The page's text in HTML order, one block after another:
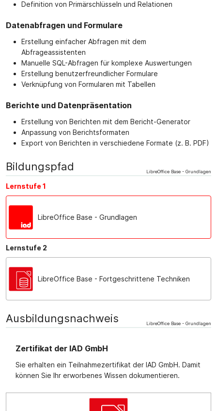
Definition von Primärschlüsseln und Relationen
Datenabfragen und Formulare
Erstellung einfacher Abfragen mit dem
Abfrageassistenten
Manuelle SQL-Abfragen für komplexe Auswertungen
Erstellung benutzerfreundlicher Formulare
Verknüpfung von Formularen mit Tabellen
Berichte und Datenpräsentation
Erstellung von Berichten mit dem Bericht-Generator
Anpassung von Berichtsformaten
Export von Berichten in verschiedene Formate (z. B. PDF)
Bildungspfad LibreOffice Base - Grundlagen
Lernstufe 1
LibreOffice Base - Grundlagen
Lernstufe 2
LibreOffice Base - Fortgeschrittene Techniken
Ausbildungsnachweis LibreOffice Base - Grundlagen
Zertifikat der IAD GmbH
Sie erhalten ein Teilnahmezertifikat der IAD GmbH. Damit
können Sie Ihr erworbenes Wissen dokumentieren.